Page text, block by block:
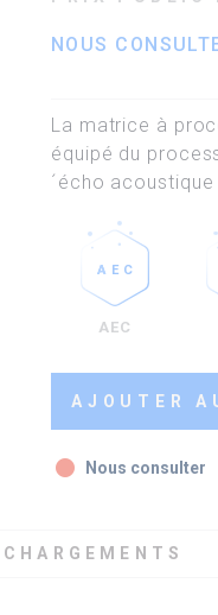
NOUS
La matrice à
équipé du
´écho
AEC
AJOUTER
fiber_manual_record Nous consulter